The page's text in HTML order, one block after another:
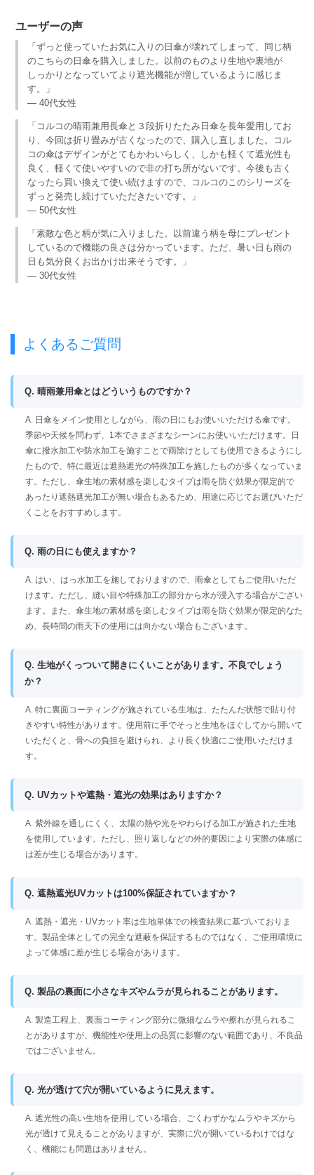
ユーザーの声
「ずっと使っていたお気に入りの日傘が壊れてしまって、同じ柄
のこちらの日傘を購入しました。以前のものより生地や裏地が
しっかりとなっていてより遮光機能が増しているように感じま
す。」
— 40代女性
「コルコの晴雨兼用長傘と３段折りたたみ日傘を長年愛用してお
り、今回は折り畳みが古くなったので、購入し直しました。コル
コの傘はデザインがとてもかわいらしく、しかも軽くて遮光性も
良く、軽くて使いやすいので非の打ち所がないです。今後も古く
なったら買い換えて使い続けますので、コルコのこのシリーズを
ずっと発売し続けていただきたいです。」
— 50代女性
「素敵な色と柄が気に入りました。以前違う柄を母にプレゼント
しているので機能の良さは分かっています。ただ、暑い日も雨の
日も気分良くお出かけ出来そうです。」
— 30代女性
よくあるご質問
Q. 晴雨兼用傘とはどういうものですか？
A. 日傘をメイン使用としながら、雨の日にもお使いいただける傘です。
季節や天候を問わず、1本でさまざまなシーンにお使いいただけます。日
傘に撥水加工や防水加工を施すことで雨除けとしても使用できるようにし
たもので、特に最近は遮熱遮光の特殊加工を施したものが多くなっていま
す。ただし、傘生地の素材感を楽しむタイプは雨を防ぐ効果が限定的で
あったり遮熱遮光加工が無い場合もあるため、用途に応じてお選びいただ
くことをおすすめします。
Q. 雨の日にも使えますか？
A. はい、はっ水加工を施しておりますので、雨傘としてもご使用いただ
けます。ただし、縫い目や特殊加工の部分から水が浸入する場合がござい
ます。また、傘生地の素材感を楽しむタイプは雨を防ぐ効果が限定的なた
め、長時間の雨天下の使用には向かない場合もございます。
Q. 生地がくっついて開きにくいことがあります。不良でしょう
か？
A. 特に裏面コーティングが施されている生地は、たたんだ状態で貼り付
きやすい特性があります。使用前に手でそっと生地をほぐしてから開いて
いただくと、骨への負担を避けられ、より長く快適にご使用いただけま
す。
Q. UVカットや遮熱・遮光の効果はありますか？
A. 紫外線を通しにくく、太陽の熱や光をやわらげる加工が施された生地
を使用しています。ただし、照り返しなどの外的要因により実際の体感に
は差が生じる場合があります。
Q. 遮熱遮光UVカットは100%保証されていますか？
A. 遮熱・遮光・UVカット率は生地単体での検査結果に基づいておりま
す。製品全体としての完全な遮蔽を保証するものではなく、ご使用環境に
よって体感に差が生じる場合があります。
Q. 製品の裏面に小さなキズやムラが見られることがあります。
A. 製造工程上、裏面コーティング部分に微細なムラや擦れが見られるこ
とがありますが、機能性や使用上の品質に影響のない範囲であり、不良品
ではございません。
Q. 光が透けて穴が開いているように見えます。
A. 遮光性の高い生地を使用している場合、ごくわずかなムラやキズから
光が透けて見えることがありますが、実際に穴が開いているわけではな
く、機能にも問題はありません。